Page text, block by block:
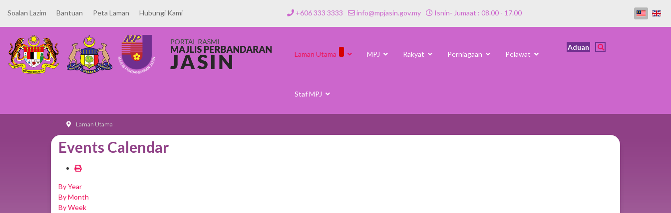
Soalan Lazim Bantuan Peta Laman Hubungi Kami +606 333 3333 info@mpjasin.gov.my Isnin- Jumaat : 08.00 - 17.00
Laman Utama MPJ Rakyat Perniagaan Pelawat
Staf MPJ
Aduan
Laman Utama
Events Calendar
By Year
By Month
By Week